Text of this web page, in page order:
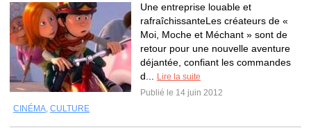
Une entreprise louable et
rafraîchissanteLes créateurs de «
Moi, Moche et Méchant » sont de
retour pour une nouvelle aventure
déjantée, confiant les commandes
d...
Lire la suite
Publié le 14 juin 2012
CINÉMA, CULTURE